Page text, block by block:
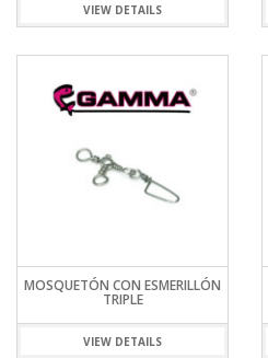
VIEW DETAILS
MOSQUETÓN CON ESMERILLÓN
TRIPLE
VIEW DETAILS